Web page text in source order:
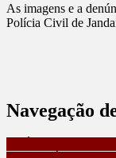
As imagens e a
Polícia Civil de
Navegação